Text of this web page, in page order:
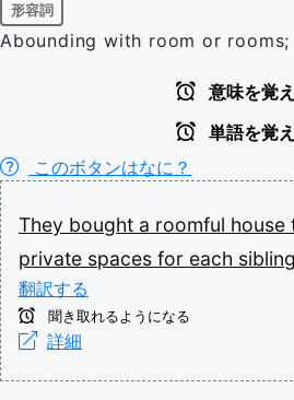
形容詞
Abounding with room or rooms;
意味を覚
単語を覚
このボタンはなに？
They bought a roomful house
private spaces for each
翻訳する
聞き取れるようになる
詳細